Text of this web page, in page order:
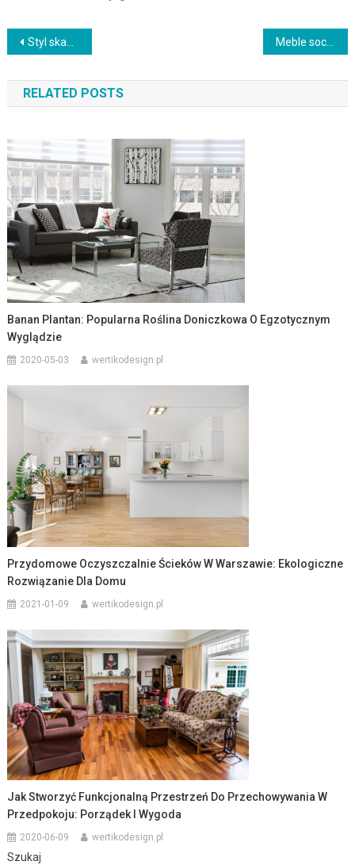
Nawigacja
wpisu
Styl skandynawsko-japoński: Minimalizm i harmonia w aranżacji wnętrz Meble socjalne: Funkcjonalne i trwałe rozwiązania do przestrzeni publicznych
RELATED POSTS
Banan Plantan: Popularna Roślina Doniczkowa O Egzotycznym
Wyglądzie
2020-05-03 wertikodesign.pl
Przydomowe Oczyszczalnie Ścieków W Warszawie: Ekologiczne
Rozwiązanie Dla Domu
2021-01-09 wertikodesign.pl
Jak Stworzyć Funkcjonalną Przestrzeń Do Przechowywania W
Przedpokoju: Porządek I Wygoda
2020-06-09 wertikodesign.pl
Szukaj